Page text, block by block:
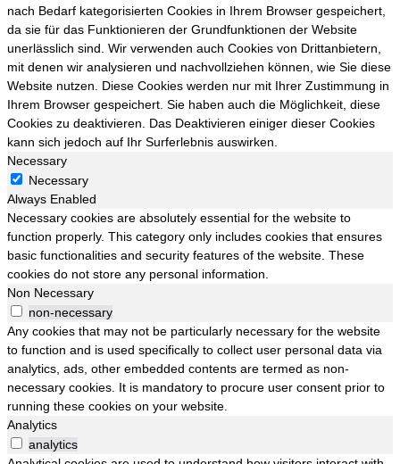
nach Bedarf kategorisierten Cookies in Ihrem Browser gespeichert,
da sie für das Funktionieren der Grundfunktionen der Website
unerlässlich sind. Wir verwenden auch Cookies von Drittanbietern,
mit denen wir analysieren und nachvollziehen können, wie Sie diese
Website nutzen. Diese Cookies werden nur mit Ihrer Zustimmung in
Ihrem Browser gespeichert. Sie haben auch die Möglichkeit, diese
Cookies zu deaktivieren. Das Deaktivieren einiger dieser Cookies
kann sich jedoch auf Ihr Surferlebnis auswirken.
Necessary
Necessary
Always Enabled
Necessary cookies are absolutely essential for the website to
function properly. This category only includes cookies that ensures
basic functionalities and security features of the website. These
cookies do not store any personal information.
Non Necessary
non-necessary
Any cookies that may not be particularly necessary for the website
to function and is used specifically to collect user personal data via
analytics, ads, other embedded contents are termed as non-
necessary cookies. It is mandatory to procure user consent prior to
running these cookies on your website.
Analytics
analytics